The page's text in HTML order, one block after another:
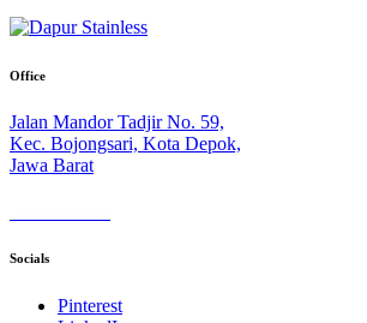
Office
Jalan Mandor Tadjir No. 59,
Kec. Bojongsari, Kota Depok,
Jawa Barat
Socials
Pinterest